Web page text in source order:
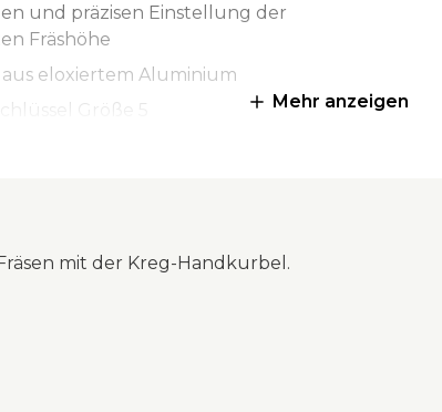
und präzisen Einstellung der
Fräshöhe
eloxiertem Aluminium
Größe 5
Mehr anzeigen
mit der Kreg-Handkurbel.